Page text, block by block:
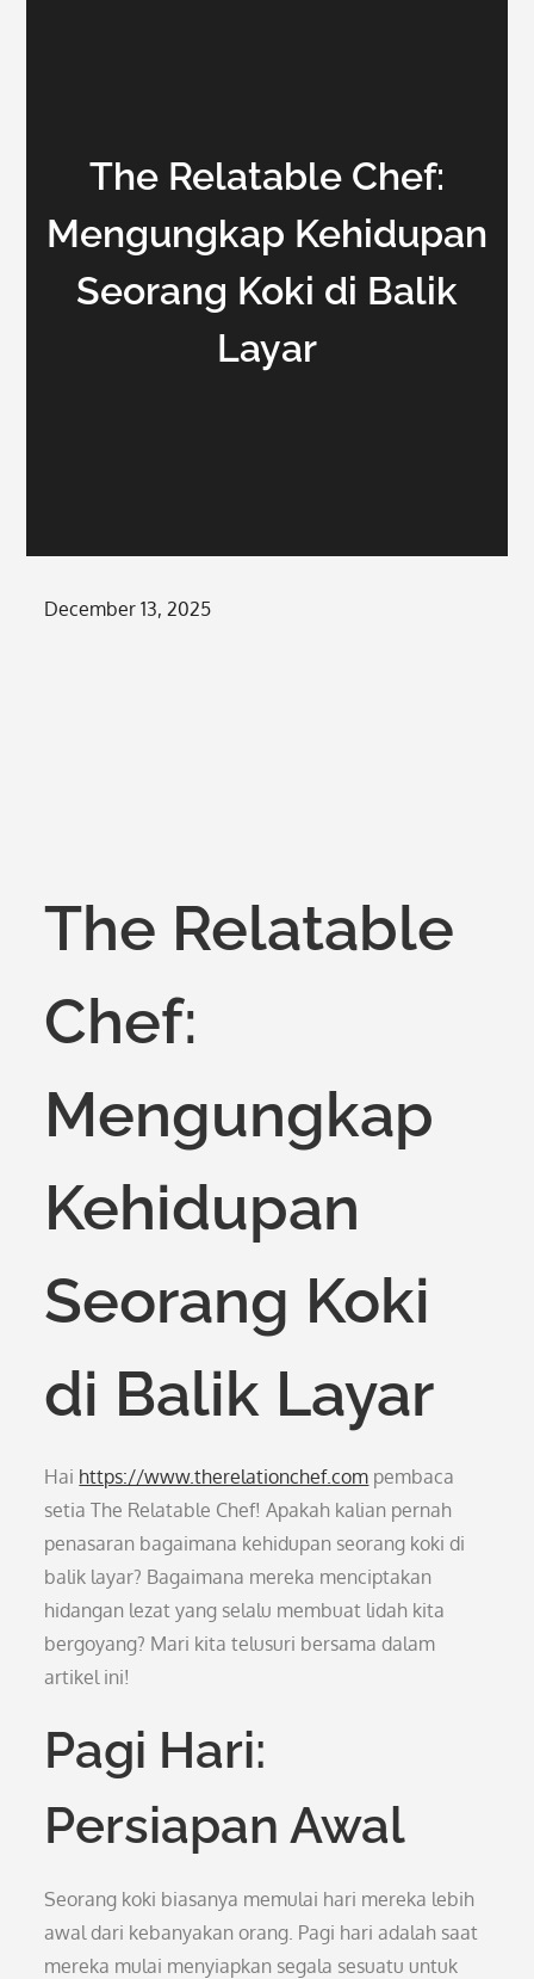
The Relatable Chef:
Mengungkap Kehidupan
Seorang Koki di Balik
Layar
Posted
December 13, 2025
The Relatable
Chef:
Mengungkap
Kehidupan
Seorang Koki
di Balik Layar
Hai https://www.therelationchef.com pembaca
setia The Relatable Chef! Apakah kalian pernah
penasaran bagaimana kehidupan seorang koki di
balik layar? Bagaimana mereka menciptakan
hidangan lezat yang selalu membuat lidah kita
bergoyang? Mari kita telusuri bersama dalam
artikel ini!
Pagi Hari:
Persiapan Awal
Seorang koki biasanya memulai hari mereka lebih
awal dari kebanyakan orang. Pagi hari adalah saat
mereka mulai menyiapkan segala sesuatu untuk